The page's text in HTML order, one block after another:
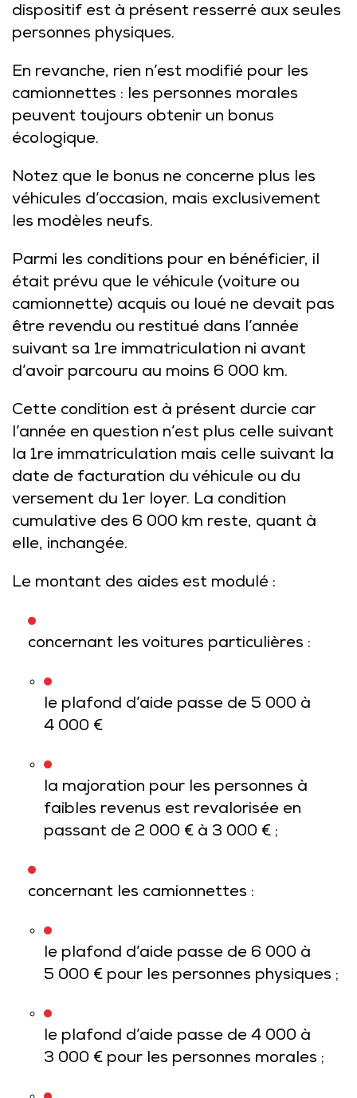
dispositif est à présent resserré aux seules
personnes physiques.
En revanche, rien n’est modifié pour les
camionnettes : les personnes morales
peuvent toujours obtenir un bonus
écologique.
Notez que le bonus ne concerne plus les
véhicules d’occasion, mais exclusivement
les modèles neufs.
Parmi les conditions pour en bénéficier, il
était prévu que le véhicule (voiture ou
camionnette) acquis ou loué ne devait pas
être revendu ou restitué dans l’année
suivant sa 1re immatriculation ni avant
d’avoir parcouru au moins 6 000 km.
Cette condition est à présent durcie car
l’année en question n’est plus celle suivant
la 1re immatriculation mais celle suivant la
date de facturation du véhicule ou du
versement du 1er loyer. La condition
cumulative des 6 000 km reste, quant à
elle, inchangée.
Le montant des aides est modulé :
concernant les voitures particulières :
le plafond d’aide passe de 5 000 à
4 000 €
la majoration pour les personnes à
faibles revenus est revalorisée en
passant de 2 000 € à 3 000 € ;
concernant les camionnettes :
le plafond d’aide passe de 6 000 à
5 000 € pour les personnes physiques ;
le plafond d’aide passe de 4 000 à
3 000 € pour les personnes morales ;